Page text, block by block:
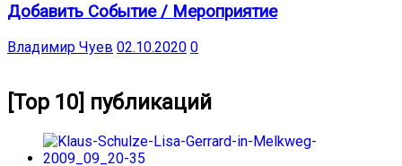
Добавить Событие / Мероприятие
Владимир Чуев 02.10.2020 0
[Top 10] публикаций